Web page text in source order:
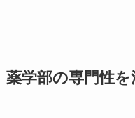
薬学部の専門性